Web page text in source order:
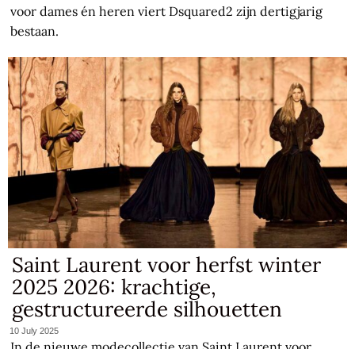
voor dames én heren viert Dsquared2 zijn dertigjarig
bestaan.
Saint Laurent voor herfst winter
2025 2026: krachtige,
gestructureerde silhouetten
10 July 2025